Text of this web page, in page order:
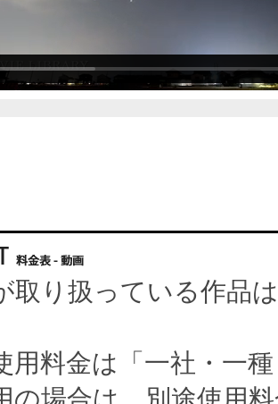
取り扱っている作品
用料金は「一社・一